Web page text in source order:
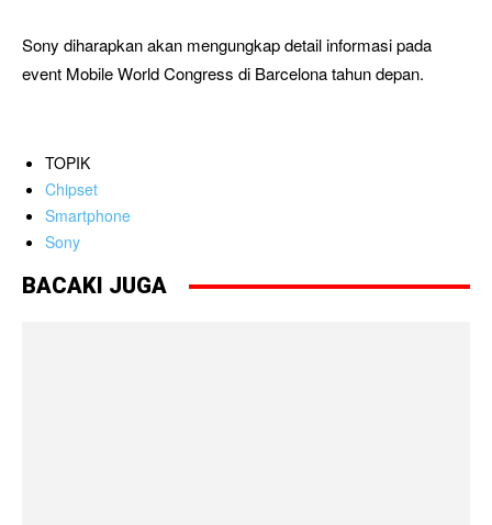
Sony diharapkan akan mengungkap detail informasi pada
event Mobile World Congress di Barcelona tahun depan.
TOPIK
Chipset
Smartphone
Sony
BACAKI JUGA